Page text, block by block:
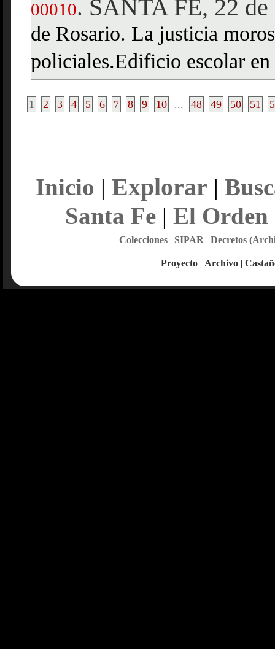
00010. SANTA FE, 22
de Rosario. La justicia
policiales.Edificio escolar en
1 2 3 4 5 6 7 8 9 10 ... 48 49 50 51
Inicio | Explorar |
Santa Fe| El Orden
Colecciones| SIPAR | Decretos
Proyecto | Archivo |